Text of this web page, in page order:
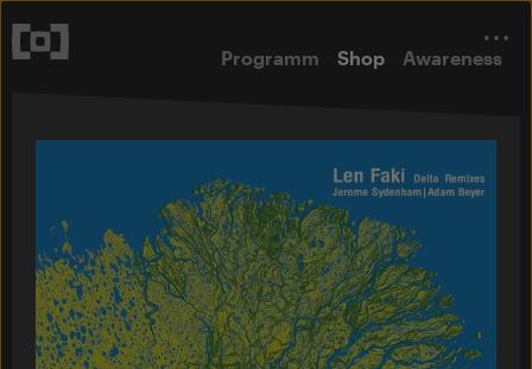
Programm Shop Awareness